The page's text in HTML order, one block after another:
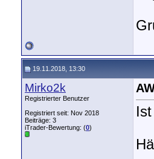
19.11.2018, 13:30
Mirko2k
Registrierter Benutzer
Registriert seit: Nov 2018
Beiträge: 3
iTrader-Bewertung: (0)